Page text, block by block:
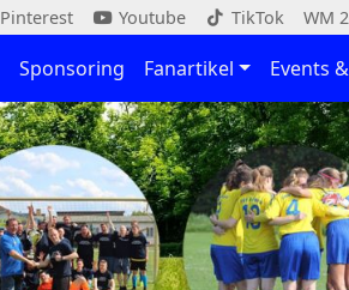
Pinterest Youtube TikTok WM
Sponsoring Fanartikel Events